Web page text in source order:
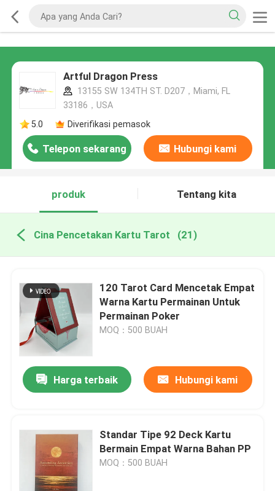
Artful Dragon Press
13155 SW 134TH ST. D207，Miami, FL
33186，USA
5.0
Diverifikasi pemasok
Telepon sekarang Hubungi kami
produk Tentang kita
Cina Pencetakan Kartu Tarot (21)
120 Tarot Card Mencetak Empat
Warna Kartu Permainan Untuk
Permainan Poker
MOQ：500 BUAH
Harga terbaik Hubungi kami
Standar Tipe 92 Deck Kartu
Bermain Empat Warna Bahan PP
MOQ：500 BUAH